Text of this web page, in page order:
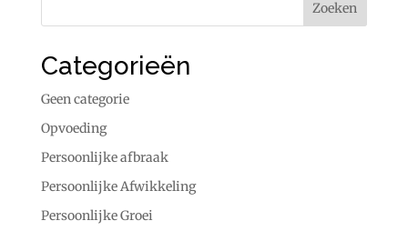
Categorieën
Geen categorie
Opvoeding
Persoonlijke afbraak
Persoonlijke Afwikkeling
Persoonlijke Groei